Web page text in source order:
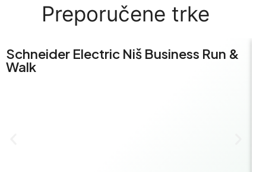
Preporučene trke
Schneider Electric Niš Business Run &
Walk